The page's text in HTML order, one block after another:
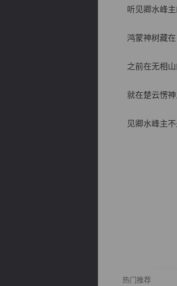
听见卿水峰主
鸿蒙神树藏在
之前在无相山的
就在楚云愣神之
见卿水峰主不
热门推荐